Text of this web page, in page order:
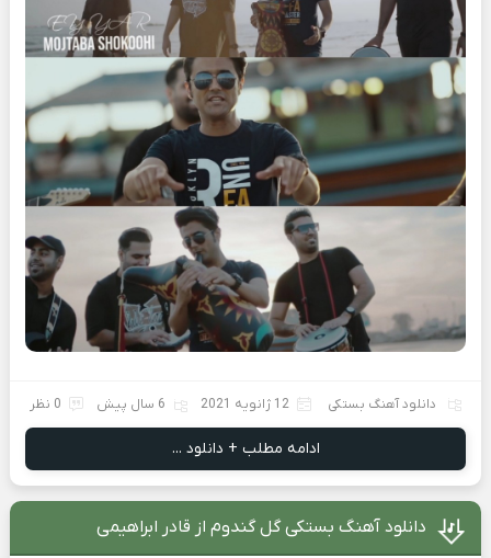
دانلود آهنگ بستکی 12 ژانویه 2021 6 سال پیش 0 نظر
ادامه مطلب + دانلود ...
دانلود آهنگ بستکی گل گندوم از قادر ابراهیمی